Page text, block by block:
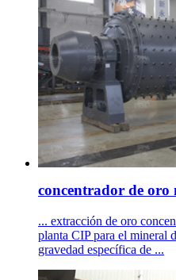
concentrador de oro
... extracción de oro
planta CIP para el mineral
gravedad específica de ...